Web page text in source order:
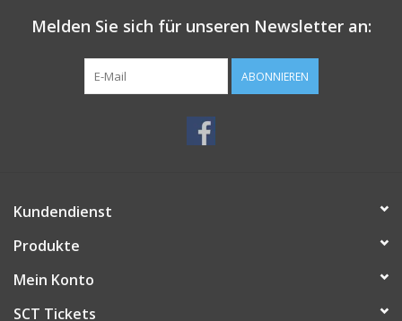
Melden Sie sich für unseren Newsletter an:
ABONNIEREN
Kundendienst
Produkte
Mein Konto
SCT Tickets